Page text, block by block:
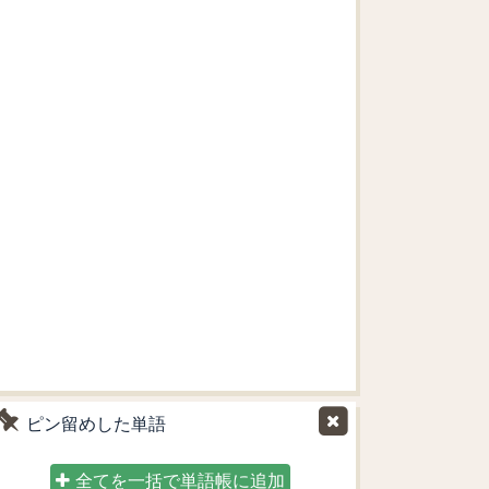
ピン留めした単語
全てを一括で単語帳に追加